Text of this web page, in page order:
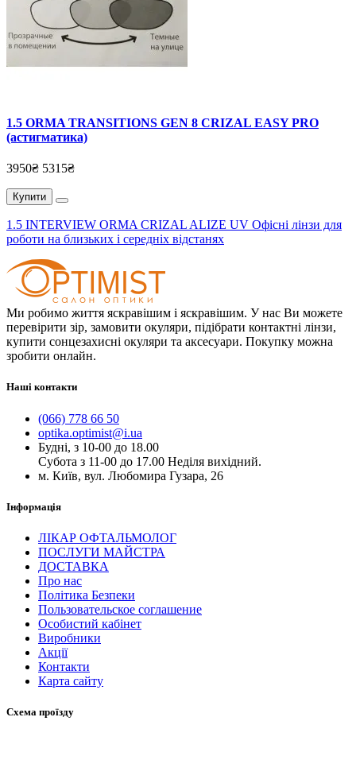
1.5 ORMA TRANSITIONS GEN 8 CRIZAL EASY PRO
(астигматика)
3950₴ 5315₴
Купити
1.5 INTERVIEW ORMA CRIZAL ALIZE UV Офісні лінзи для
роботи на близьких і середніх відстанях
Ми робимо життя яскравішим і яскравішим. У нас Ви можете
перевірити зір, замовити окуляри, підібрати контактні лінзи,
купити сонцезахисні окуляри та аксесуари. Покупку можна
зробити онлайн.
Наші контакти
(066) 778 66 50
optika.optimist@i.ua
Будні, з 10-00 до 18.00
Субота з 11-00 до 17.00 Неділя вихідний.
м. Київ, вул. Любомира Гузара, 26
Інформація
ЛІКАР ОФТАЛЬМОЛОГ
ПОСЛУГИ МАЙСТРА
ДОСТАВКА
Про нас
Політика Безпеки
Пользовательское соглашение
Особистий кабінет
Виробники
Акції
Контакти
Карта сайту
Схема проїзду